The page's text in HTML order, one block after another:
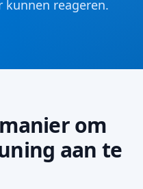
kunnen reageren.
om
aan te